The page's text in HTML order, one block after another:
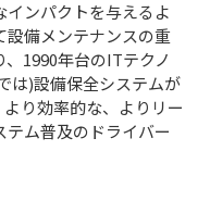
ンパクトを与えるよ
設備メンテナンスの重
1990年台のITテクノ
は)設備保全システムが
り効率的な、よりリー
ム普及のドライバー